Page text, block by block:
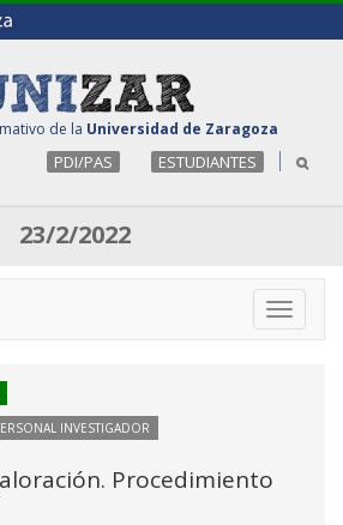
de la Universidad de Zaragoza
PDI/PAS ESTUDIANTES
23/2/2022
Toggle
INVESTIGADOR
Procedimiento